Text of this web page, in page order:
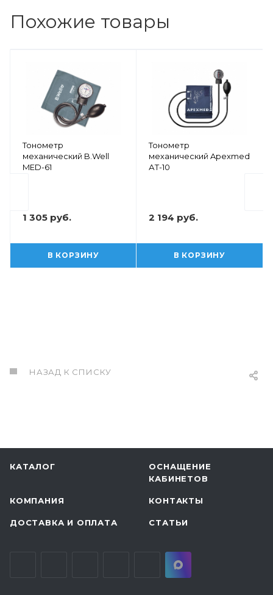
Похожие товары
Тонометр
механический B.Well
MED-61
1 305 руб.
В КОРЗИНУ
Тонометр
механический Apexmed
АТ-10
2 194 руб.
В КОРЗИНУ
НАЗАД К СПИСКУ
КАТАЛОГ
ОСНАЩЕНИЕ
КАБИНЕТОВ
КОМПАНИЯ КОНТАКТЫ
ДОСТАВКА И ОПЛАТА СТАТЬИ